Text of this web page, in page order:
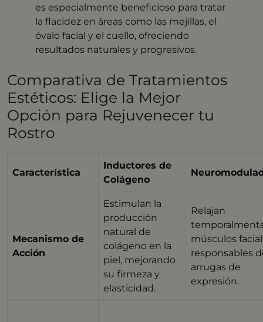
es especialmente beneficioso para tratar
la flacidez en áreas como las mejillas, el
óvalo facial y el cuello, ofreciendo
resultados naturales y progresivos. ​
Comparativa de Tratamientos
Estéticos: Elige la Mejor
Opción para Rejuvenecer tu
Rostro
Característica
Inductores de
Colágeno
Mecanismo de
Acción
Estimulan la
producción
natural de
colágeno en la
piel, mejorando
su firmeza y
elasticidad.
Relajan
músculos
responsables
arrugas de
expresión.